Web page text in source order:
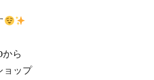
ら
ョップ